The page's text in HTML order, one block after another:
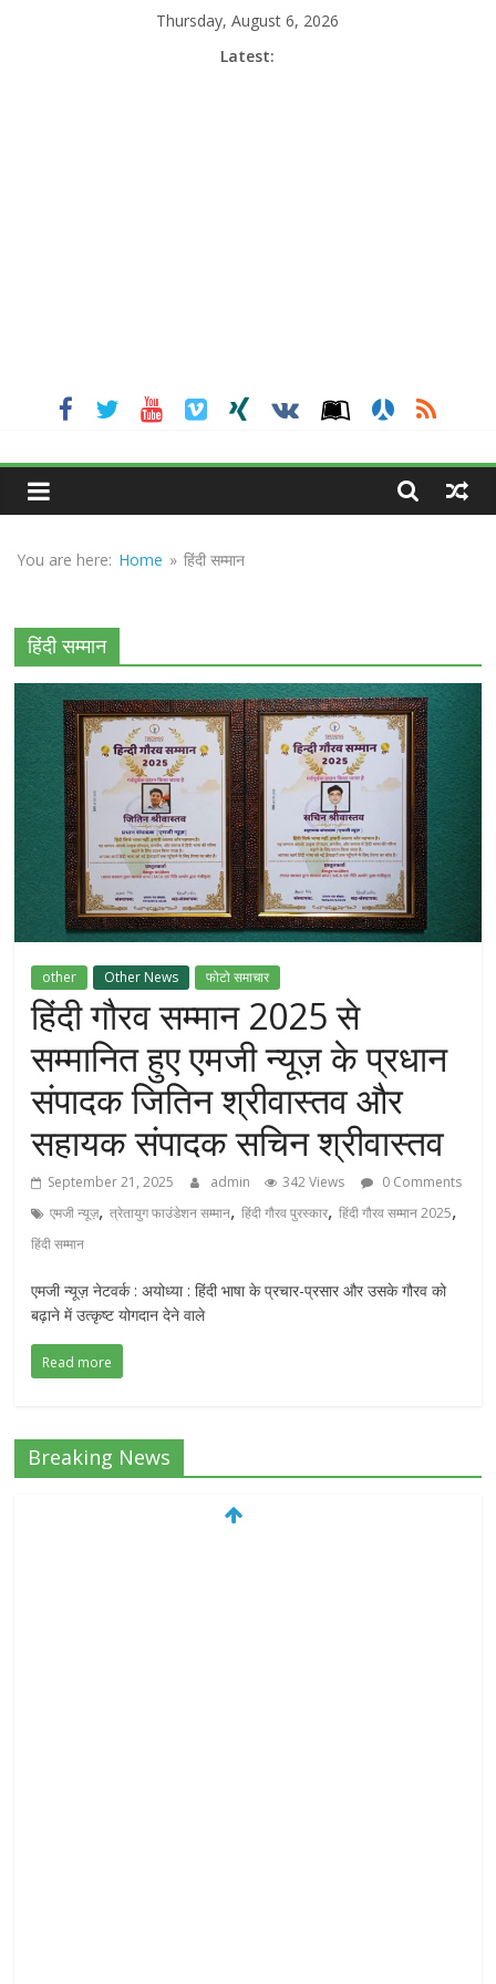
Thursday, August 6, 2026
Latest:
MGNEWSINDIA
Sach
You are here: Home » हिंदी सम्मान
हिंदी सम्मान
other Other News फोटो समाचार
हिंदी गौरव सम्मान 2025 से
सम्मानित हुए एमजी न्यूज़ के प्रधान
संपादक जितिन श्रीवास्तव और
सहायक संपादक सचिन श्रीवास्तव
September 21, 2025 admin 342 Views
0 Comments
एमजी न्यूज़,त्रेतायुग फाउंडेशन सम्मान,हिंदी गौरव पुरस्कार,हिंदी गौरव सम्मान 2025,
हिंदी सम्मान
एमजी न्यूज़ नेटवर्क : अयोध्या : हिंदी भाषा के प्रचार-प्रसार और उसके गौरव को
बढ़ाने में उत्कृष्ट योगदान देने वाले
Read more
Breaking News